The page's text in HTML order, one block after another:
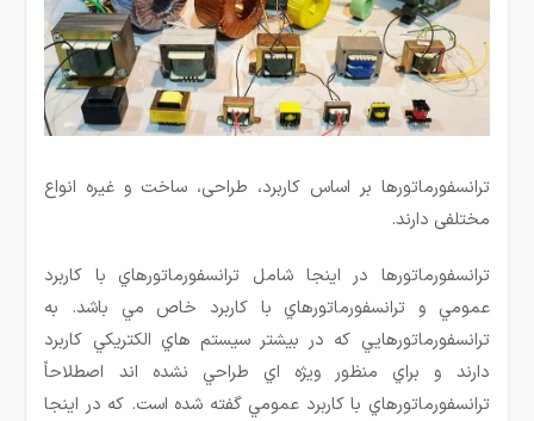
ترانسفورماتورها بر اساس کاربرد، طراحی، ساخت و غیره انواع
مختلفی دارند.
ترانسفورماتورها در اينجا شامل ترانسفورماتورهاي با كاربرد
عمومي و ترانسفورماتورهاي با كاربرد خاص مي باشد. به
ترانسفورماتورهايي كه در بيشتر سيستم هاي الكتريكي كاربرد
دارند و براي منظور ويژه اي طراحي نشده اند اصطلاحاً
ترانسفورماتورهاي با كاربرد عمومي گفته شده است. كه در اينجا